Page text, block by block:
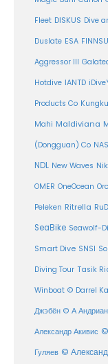
Fleet DISKUS Dive
Duslate ESA
Aggressor III
Hotdive IANTD
Products Co
Mahi Maldiviana
(Dongguan) Co
NDL New Waves
OMER OneOcean
Peleken Ritrella
SeaBike Seawolf-
Smart Dive SNSI
Diving Tour Tasik
Winboat © Darrel
Джэбён © А
Александр Акивис ©
Гуляев ©